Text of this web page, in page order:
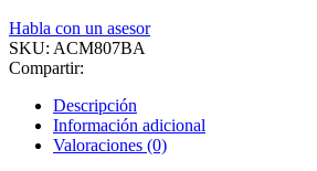
Habla con un asesor
SKU: ACM807BA
Compartir:
Descripción
Información adicional
Valoraciones (0)